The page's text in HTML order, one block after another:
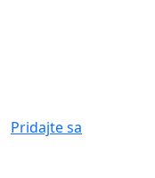
Pridajte sa